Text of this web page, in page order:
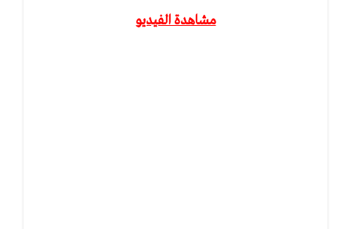
مشاهدة الفيديو